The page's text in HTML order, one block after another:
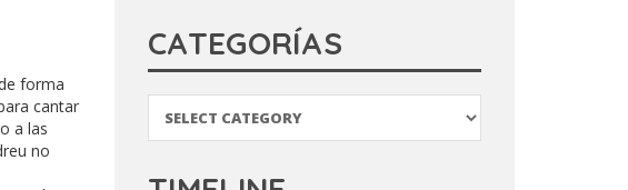
forma
cantar
a las
no
CATEGORÍAS